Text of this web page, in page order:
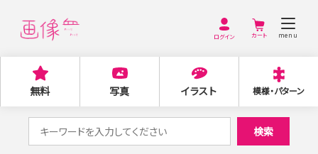
ログイン menu
無料 写真 イラスト 模様・パターン
索
検索